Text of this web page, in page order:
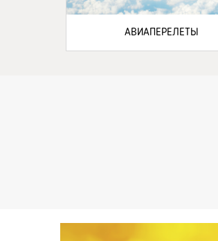
АВИАПЕРЕЛЕТЫ